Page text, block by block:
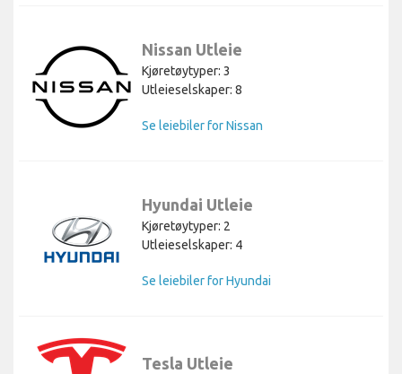
Nissan Utleie
Kjøretøytyper: 3
Utleieselskaper: 8
Se leiebiler for Nissan
Hyundai Utleie
Kjøretøytyper: 2
Utleieselskaper: 4
Se leiebiler for Hyundai
Tesla Utleie